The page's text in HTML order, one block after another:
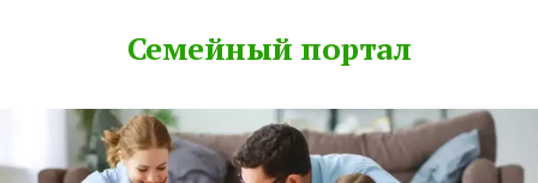
Семейный портал